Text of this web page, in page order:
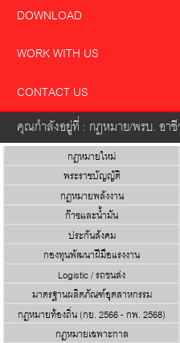
DOWNLOAD
WORK WITH US
CONTACT US
คุณกำลังอยู่ที่ : กฎหมาย/พรบ. อา
กฎหมายใหม่
พระราชบัญญัติ
กฎหมายพลังงาน
ก๊าซและน้ำมัน
ประกันสังคม
กองทุนพัฒนาฝีมือแรงงาน
Logistic / รถขนส่ง
มาตรฐานผลิตภัณฑ์อุตสาหกรรม
กฎหมายท้องถิ่น (กย. 2566 - กพ. 2568)
กฎหมายเฉพาะกาล